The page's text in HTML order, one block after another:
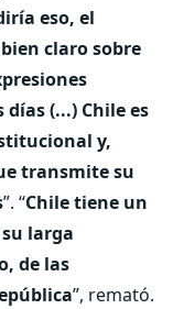
eso, el
claro sobre
(...) Chile es
y,
transmite su
”. “Chile tiene un
larga
de las
”, remató.